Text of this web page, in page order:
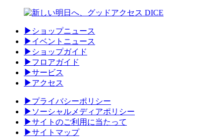
▶ ショップニュース
▶イベントニュース
▶ ショップガイド
▶フロアガイド
▶サービス
▶アクセス
▶プライバシーポリシー
▶ ソーシャルメディアポリシー
▶サイトのご利用に当たって
▶サイトマップ